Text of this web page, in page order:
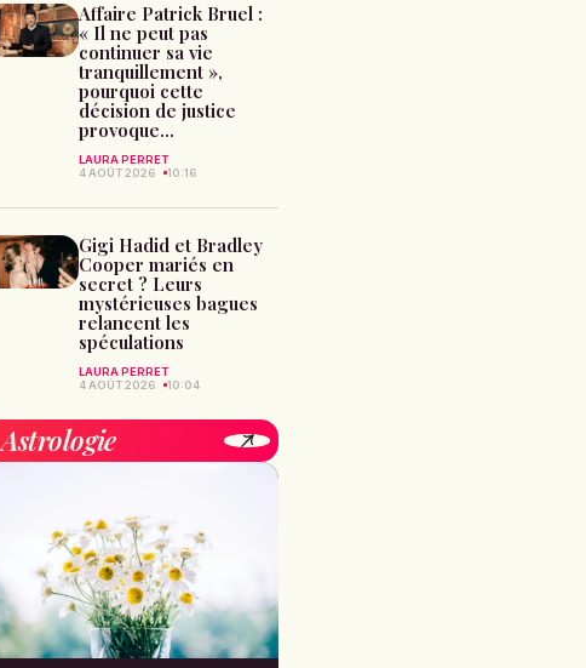
Affaire Patrick Bruel :
« Il ne peut pas
continuer sa vie
tranquillement »,
pourquoi cette
décision de justice
provoque...
LAURA PERRET
4 AOÛT 2026
10:16
Gigi Hadid et Bradley
Cooper mariés en
secret ? Leurs
mystérieuses bagues
relancent les
spéculations
LAURA PERRET
4 AOÛT 2026
10:04
Astrologie